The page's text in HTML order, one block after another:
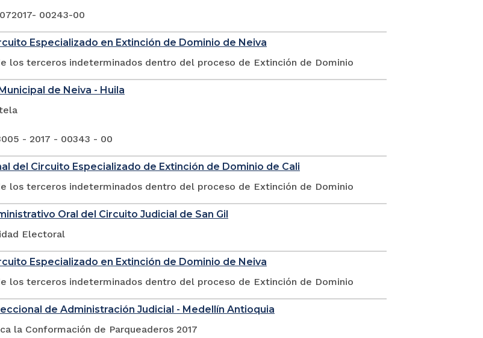
00243-00
Especializado en Extinción de Dominio de Neiva
los terceros indeterminados dentro del proceso de Extinción de Dominio
de Neiva - Huila
- 2017 - 00343 - 00
del Circuito Especializado de Extinción de Dominio de Cali
los terceros indeterminados dentro del proceso de Extinción de Dominio
Oral del Circuito Judicial de San Gil
Electoral
Especializado en Extinción de Dominio de Neiva
los terceros indeterminados dentro del proceso de Extinción de Dominio
de Administración Judicial - Medellín Antioquia
la Conformación de Parqueaderos 2017